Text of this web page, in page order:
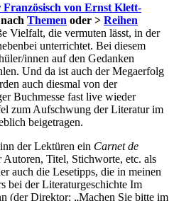
von Ernst Klett-
Themen oder > Reihen
Vielfalt, die vermuten lässt, in der
unterrichtet. Bei diesem
innen auf den Gedanken
Und da ist auch der Megaerfolg
auch diesmal von der
Buchmesse fast live wieder
zum Aufschwung der Literatur im
beigetragen.
der Lektüren ein Carnet de
Autoren, Titel, Stichworte, etc. als
auch die Lesetipps, die in meinen
bei der Literaturgeschichte Im
(der Direktor: „Machen Sie bitte im